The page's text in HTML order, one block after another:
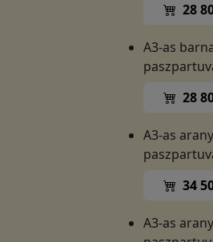
28
A3-as
28
A3-as
34
A3-as